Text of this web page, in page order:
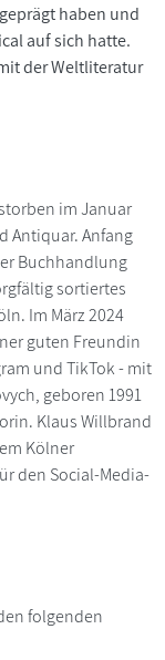
haben und
auf sich hatte.
der Weltliteratur
im Januar
Antiquar. Anfang
Buchhandlung
sortiertes
Im März 2024
guten Freundin
und TikTok - mit
geboren 1991
Klaus Willbrand
Kölner
den Social-Media-
folgenden